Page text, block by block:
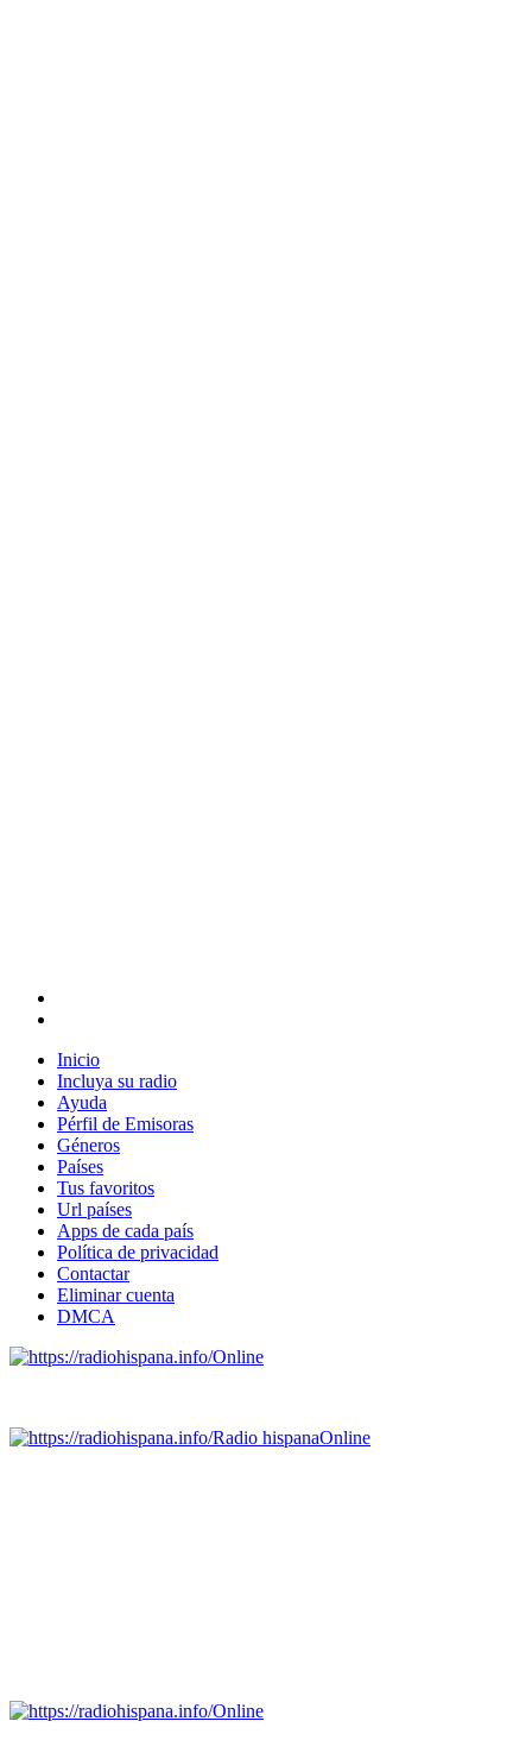
Inicio
Incluya su radio
Ayuda
Pérfil de Emisoras
Géneros
Países
Tus favoritos
Url países
Apps de cada país
Política de privacidad
Contactar
Eliminar cuenta
DMCA
Online
Radio hispanaOnline
Online